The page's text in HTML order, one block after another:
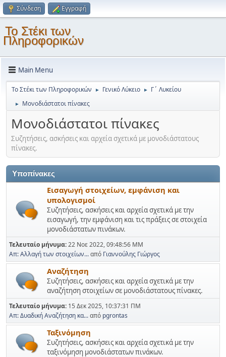
Σύνδεση Εγγραφή
Το Στέκι των
Πληροφορικών
Main Menu
Το Στέκι των Πληροφορικών ► Γενικό Λύκειο ► Γ΄ Λυκείου
► Μονοδιάστατοι πίνακες
Μονοδιάστατοι πίνακες
Συζητήσεις, ασκήσεις και αρχεία σχετικά με μονοδιάστατους
πίνακες.
Υποπίνακες
Εισαγωγή στοιχείων, εμφάνιση και
υπολογισμοί
Συζητήσεις, ασκήσεις και αρχεία σχετικά με την
εισαγωγή, την εμφάνιση και τις πράξεις σε στοιχεία
μονοδιάστατων πινάκων.
Τελευταίο μήνυμα:22 Νοε 2022, 09:48:56 ΜΜ
Απ: Αλλαγή των στοιχείων...από Γιαννούλης Γιώργος
Αναζήτηση
Συζητήσεις, ασκήσεις και αρχεία σχετικά με την
αναζήτηση στοιχείων σε μονοδιάστατους πίνακες.
Τελευταίο μήνυμα: 15 Δεκ 2025, 10:37:31 ΠΜ
Απ: Δυαδική Αναζήτηση κα...από pgrontas
Ταξινόμηση
Συζητήσεις, ασκήσεις και αρχεία σχετικά με την
ταξινόμηση μονοδιάστατων πινάκων.